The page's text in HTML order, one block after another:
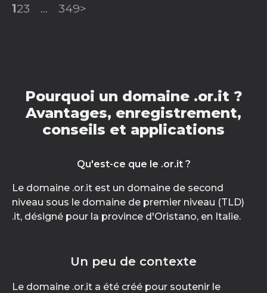
123 ... 349>
Pourquoi un domaine .or.it ?
Avantages, enregistrement,
conseils et applications
Qu'est-ce que le .or.it ?
Le domaine .or.it est un domaine de second
niveau sous le domaine de premier niveau (TLD)
.it, désigné pour la province d'Oristano, en Italie.
Un peu de contexte
Le domaine .or.it a été créé pour soutenir le